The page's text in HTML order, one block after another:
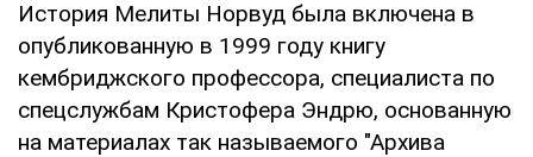
История Мелиты Норвуд была включена в
опубликованную в 1999 году книгу
кембриджского профессора, специалиста по
спецслужбам Кристофера Эндрю, основанную
на материалах так называемого "Архива